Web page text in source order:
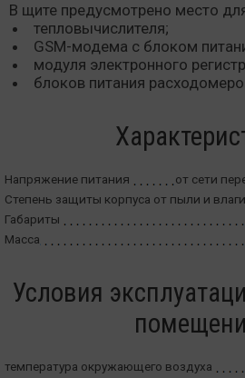
В щите предусмотрено место
тепловычислителя;
GSM-модема с блоком
модуля электронного
блоков питания
Напряжение питания
от сети
Степень защиты корпуса от пыли и влаги
Габариты
Масса
Условия
температура окружающего воздуха